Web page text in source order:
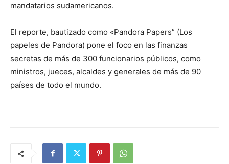
mandatarios sudamericanos.
El reporte, bautizado como «Pandora Papers” (Los
papeles de Pandora) pone el foco en las finanzas
secretas de más de 300 funcionarios públicos, como
ministros, jueces, alcaldes y generales de más de 90
países de todo el mundo.